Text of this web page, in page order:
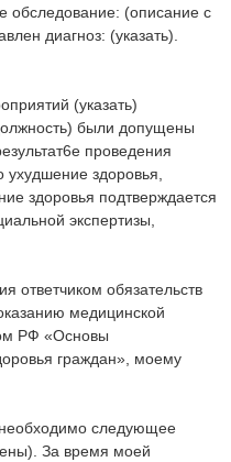
обследование: (описание с
диагноз: (указать).
(указать)
были допущены
проведения
здоровья,
здоровья подтверждается
экспертизы,
ответчиком обязательств
медицинской
РФ «Основы
граждан», моему
следующее
За время моей